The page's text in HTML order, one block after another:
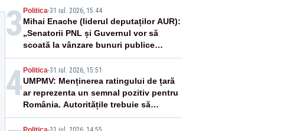
3 Politica-31 iul. 2026, 15:44
Mihai Enache (liderul deputaților AUR):
„Senatorii PNL și Guvernul vor să
scoată la vânzare bunuri publice
pentru a stinge datoriile pentru
vaccinurile Pfizer!”
4Politica-31 iul. 2026, 15:51
UMPMV: Menținerea ratingului de țară
ar reprezenta un semnal pozitiv pentru
România. Autoritățile trebuie să
continue consolidarea stabilității
economice și financiare